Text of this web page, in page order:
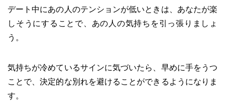
デート中にあの人のテンションが低いときは、あなたが楽
しそうにすることで、あの人の気持ちを引っ張りましょ
う。
気持ちが冷めているサインに気づいたら、早めに手をうつ
ことで、決定的な別れを避けることができるようになりま
す。